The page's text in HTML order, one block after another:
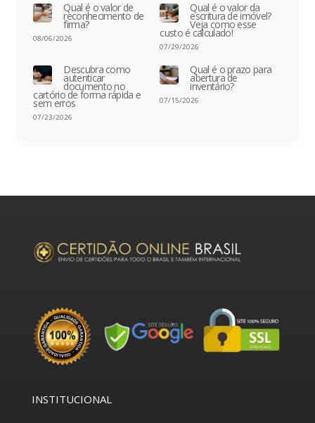
Qual é o valor de
reconhecimento de
firma?
08/06/2026
Qual é o valor da
escritura de imóvel?
Veja como esse
custo é calculado!
07/29/2026
Descubra como
autenticar
documento no
cartório de forma rápida e
sem erros
07/23/2026
Qual é o prazo para
abertura de
inventário?
07/15/2026
INSTITUCIONAL